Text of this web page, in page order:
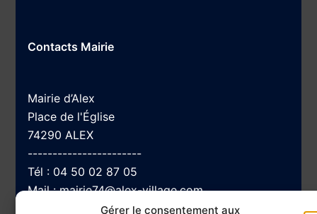
Gérer le consentement aux
Contacts Mairie
Mairie d’Alex
Place de l'Église
74290 ALEX
-----------------------
Tél : 04 50 02 87 05
Mail :mairie74@alex-village.com